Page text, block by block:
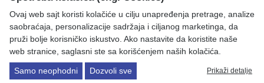
Ovaj web sajt koristi kolačiće u cilju unapređenja pretrage, analize
saobraćaja, personalizacije sadržaja i ciljanog marketinga, da
pruži bolje korisničko iskustvo. Ako nastavite da koristite naše
web stranice, saglasni ste sa korišćenjem naših kolačića.
Samo neophodni Dozvoli sve Prikaži detalje